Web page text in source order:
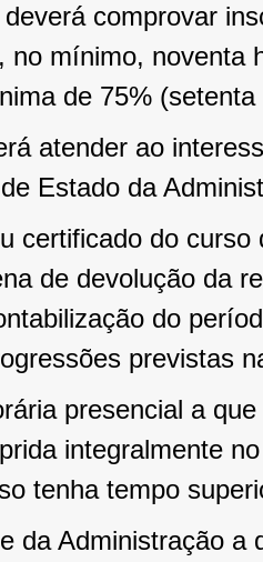
comprovar
no mínimo, noventa
de 75%
atender ao
Estado da
certificado do
de devolução da
do
previstas
presencial a
integralmente
tenha tempo
da Administração a